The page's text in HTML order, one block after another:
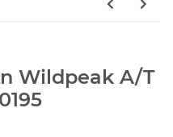
Wildpeak A/T